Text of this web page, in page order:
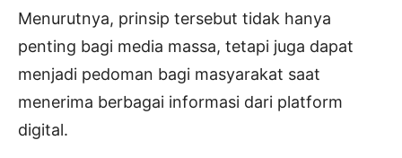
Menurutnya, prinsip tersebut tidak hanya
penting bagi media massa, tetapi juga dapat
menjadi pedoman bagi masyarakat saat
menerima berbagai informasi dari platform
digital.